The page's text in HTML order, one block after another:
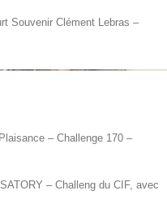
Souvenir Clément Lebras –
– Challenge 170 –
– Challeng du CIF, avec